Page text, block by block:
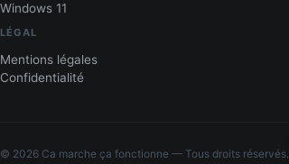
Windows 11
LÉGAL
Mentions légales
Confidentialité
© 2026 Ca marche ça fonctionne — Tous droits réservés.